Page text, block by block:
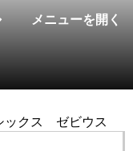
メニューを開く
ックス ゼビウス